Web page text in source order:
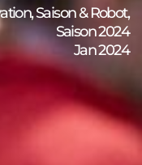
,Saison & Robot,
Saison 2024
Jan 2024